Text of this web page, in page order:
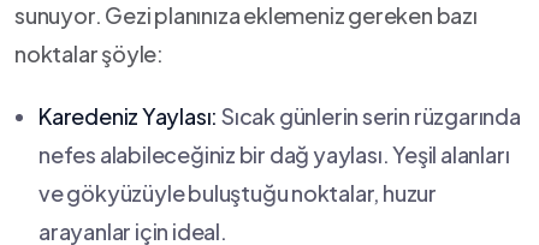
sunuyor. Gezi planınıza eklemeniz gereken bazı
noktalar şöyle:
Karedeniz⁤ Yaylası: Sıcak günlerin serin rüzgarında
nefes alabileceğiniz⁢ bir dağ yaylası. ‍Yeşil alanları
ve gökyüzüyle buluştuğu ⁢noktalar, huzur
‍arayanlar için ideal.